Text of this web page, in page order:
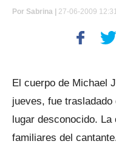
Por Sabrina | 27-06-2009
El cuerpo de Michael
jueves, fue
lugar desconocido.
familiares del